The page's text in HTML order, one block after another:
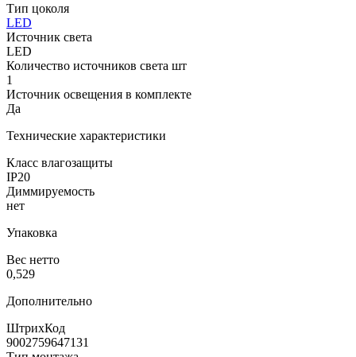
Тип цоколя
LED
Источник света
LED
Количество источников света шт
1
Источник освещения в комплекте
Да
Технические характеристики
Класс влагозащиты
IP20
Диммируемость
нет
Упаковка
Вес нетто
0,529
Дополнительно
ШтрихКод
9002759647131